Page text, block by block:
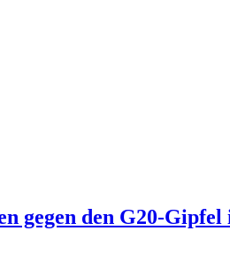
gegen den G20-